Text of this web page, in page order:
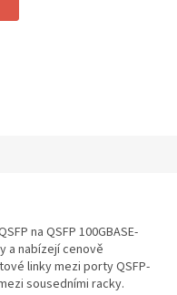
na QSFP 100GBASE-
a nabízejí cenově
linky mezi porty QSFP-
sousedními racky.